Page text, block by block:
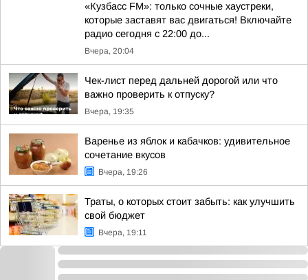
«Кузбасс FM»: только сочные хаустреки,
которые заставят вас двигаться! Включайте
радио сегодня с 22:00 до...
Вчера, 20:04
Чек-лист перед дальней дорогой или что
важно проверить к отпуску?
Вчера, 19:35
Варенье из яблок и кабачков: удивительное
сочетание вкусов
Вчера, 19:26
Траты, о которых стоит забыть: как улучшить
свой бюджет
Вчера, 19:11